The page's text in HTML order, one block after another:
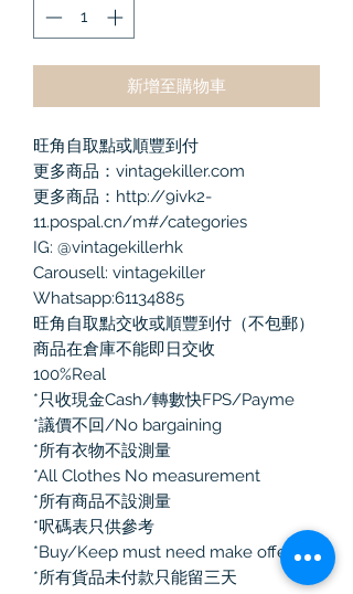
新增至購物車
旺角自取點或順豐到付
更多商品：vintagekiller.com
更多商品：http://9ivk2-
11.pospal.cn/m#/categories
IG: @vintagekillerhk
Carousell: vintagekiller
Whatsapp:61134885
旺角自取點交收或順豐到付（不包郵）
商品在倉庫不能即日交收
100%Real
*只收現金Cash/轉數快FPS/Payme
*議價不回/No bargaining
*所有衣物不設測量
*All Clothes No measurement
*所有商品不設測量
*呎碼表只供參考
*Buy/Keep must need make offer
*所有貨品未付款只能留三天